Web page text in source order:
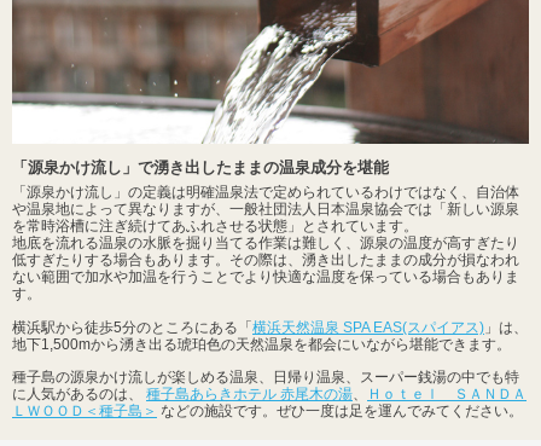
「源泉かけ流し」で湧き出したままの温泉成分を堪能
「源泉かけ流し」の定義は明確温泉法で定められているわけではなく、自治体
や温泉地によって異なりますが、一般社団法人日本温泉協会では「新しい源泉
を常時浴槽に注ぎ続けてあふれさせる状態」とされています。
地底を流れる温泉の水脈を掘り当てる作業は難しく、源泉の温度が高すぎたり
低すぎたりする場合もあります。その際は、湧き出したままの成分が損なわれ
ない範囲で加水や加温を行うことでより快適な温度を保っている場合もありま
す。
横浜駅から徒歩5分のところにある「横浜天然温泉 SPA EAS(スパイアス) 」は、
地下1,500mから湧き出る琥珀色の天然温泉を都会にいながら堪能できます。
種子島の源泉かけ流しが楽しめる温泉、日帰り温泉、スーパー銭湯の中でも特
に人気があるのは、 種子島あらきホテル 赤尾木の湯
Ｈｏｔｅｌ ＳＡＮＤＡ
ＬＷＯＯＤ＜種子島＞ などの施設です。ぜひ一度は足を運んでみてください。